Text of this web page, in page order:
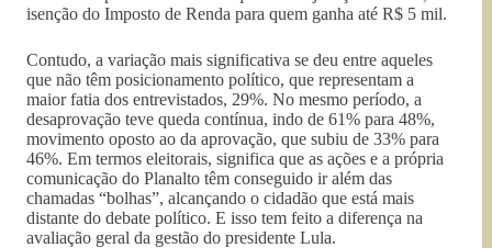
isenção do Imposto de Renda para quem ganha até R$ 5 mil.
Contudo, a variação mais significativa se deu entre aqueles
que não têm posicionamento político, que representam a
maior fatia dos entrevistados, 29%. No mesmo período, a
desaprovação teve queda contínua, indo de 61% para 48%,
movimento oposto ao da aprovação, que subiu de 33% para
46%. Em termos eleitorais, significa que as ações e a própria
comunicação do Planalto têm conseguido ir além das
chamadas “bolhas”, alcançando o cidadão que está mais
distante do debate político. E isso tem feito a diferença na
avaliação geral da gestão do presidente Lula.